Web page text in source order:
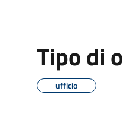
Tipo di
ufficio